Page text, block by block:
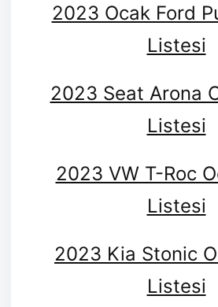
2023 Ocak Ford
Listesi
2023 Seat Arona
Listesi
2023 VW T-Roc
Listesi
2023 Kia Stonic
Listesi